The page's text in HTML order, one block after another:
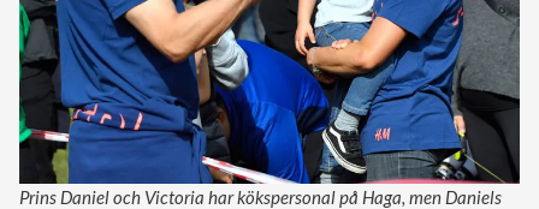
Prins Daniel och Victoria har kökspersonal på Haga, men Daniels